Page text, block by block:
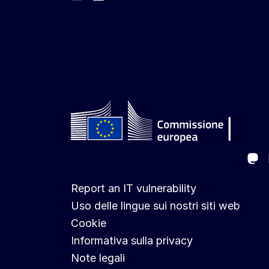
Report an IT vulnerability
Uso delle lingue sui nostri siti web
Cookie
Informativa sulla privacy
Note legali